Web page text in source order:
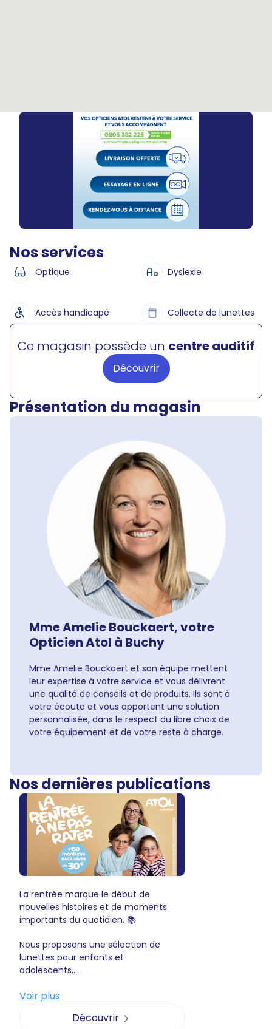
Nos services
Optique Dyslexie
Accès handicapé Collecte de lunettes
Ce magasin possède un centre auditif
Découvrir
Présentation du magasin
Mme Amelie Bouckaert, votre
Opticien Atol à Buchy
Mme Amelie Bouckaert et son équipe mettent
leur expertise à votre service et vous délivrent
une qualité de conseils et de produits. Ils sont à
votre écoute et vous apportent une solution
personnalisée, dans le respect du libre choix de
votre équipement et de votre reste à charge.
Nos dernières publications
La rentrée marque le début de
nouvelles histoires et de moments
importants du quotidien. 📚
Nous proposons une sélection de
lunettes pour enfants et
adolescents,...
Voir plus
Découvrir